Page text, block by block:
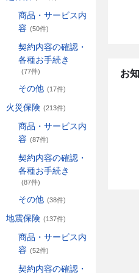
商品・サービス内
容 (50件)
契約内容の確認・
各種お手続き
(77件)
その他 (17件)
火災保険 (213件)
商品・サービス内
容 (87件)
契約内容の確認・
各種お手続き
(87件)
その他 (38件)
地震保険 (137件)
商品・サービス内
容 (52件)
契約内容の確認・
お